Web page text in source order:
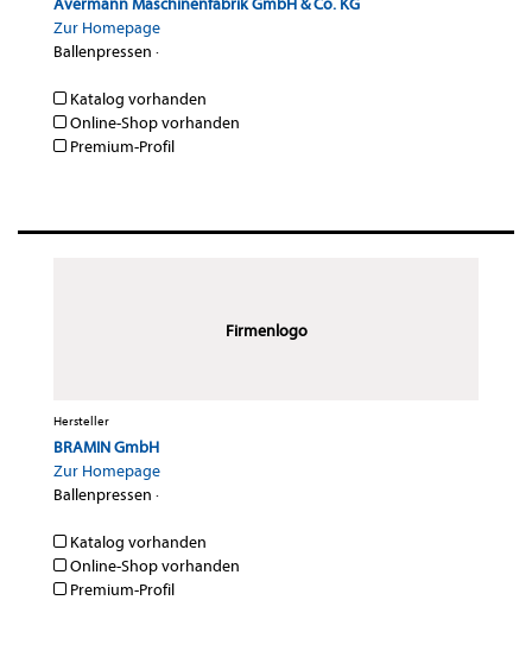
Avermann Maschinenfabrik GmbH & Co. KG
Zur Homepage
Ballenpressen ·
Katalog vorhanden
Online-Shop vorhanden
Premium-Profil
Firmenlogo
Hersteller
BRAMIN GmbH
Zur Homepage
Ballenpressen ·
Katalog vorhanden
Online-Shop vorhanden
Premium-Profil